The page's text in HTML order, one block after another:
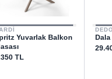
Yuvarlak Balkon
TL